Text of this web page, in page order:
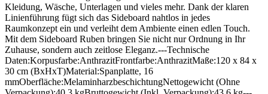
Kleidung, Wäsche, Unterlagen und vieles mehr. Dank der klaren
Linienführung fügt sich das Sideboard nahtlos in jedes
Raumkonzept ein und verleiht dem Ambiente einen edlen Touch.
Mit dem Sideboard Ruben bringen Sie nicht nur Ordnung in Ihr
Zuhause, sondern auch zeitlose Eleganz.---Technische
Daten:Korpusfarbe:AnthrazitFrontfarbe:AnthrazitMaße:120 x 84 x
30 cm (BxHxT)Material:Spanplatte, 16
mmOberfläche:MelaminharzbeschichtungNettogewicht (Ohne